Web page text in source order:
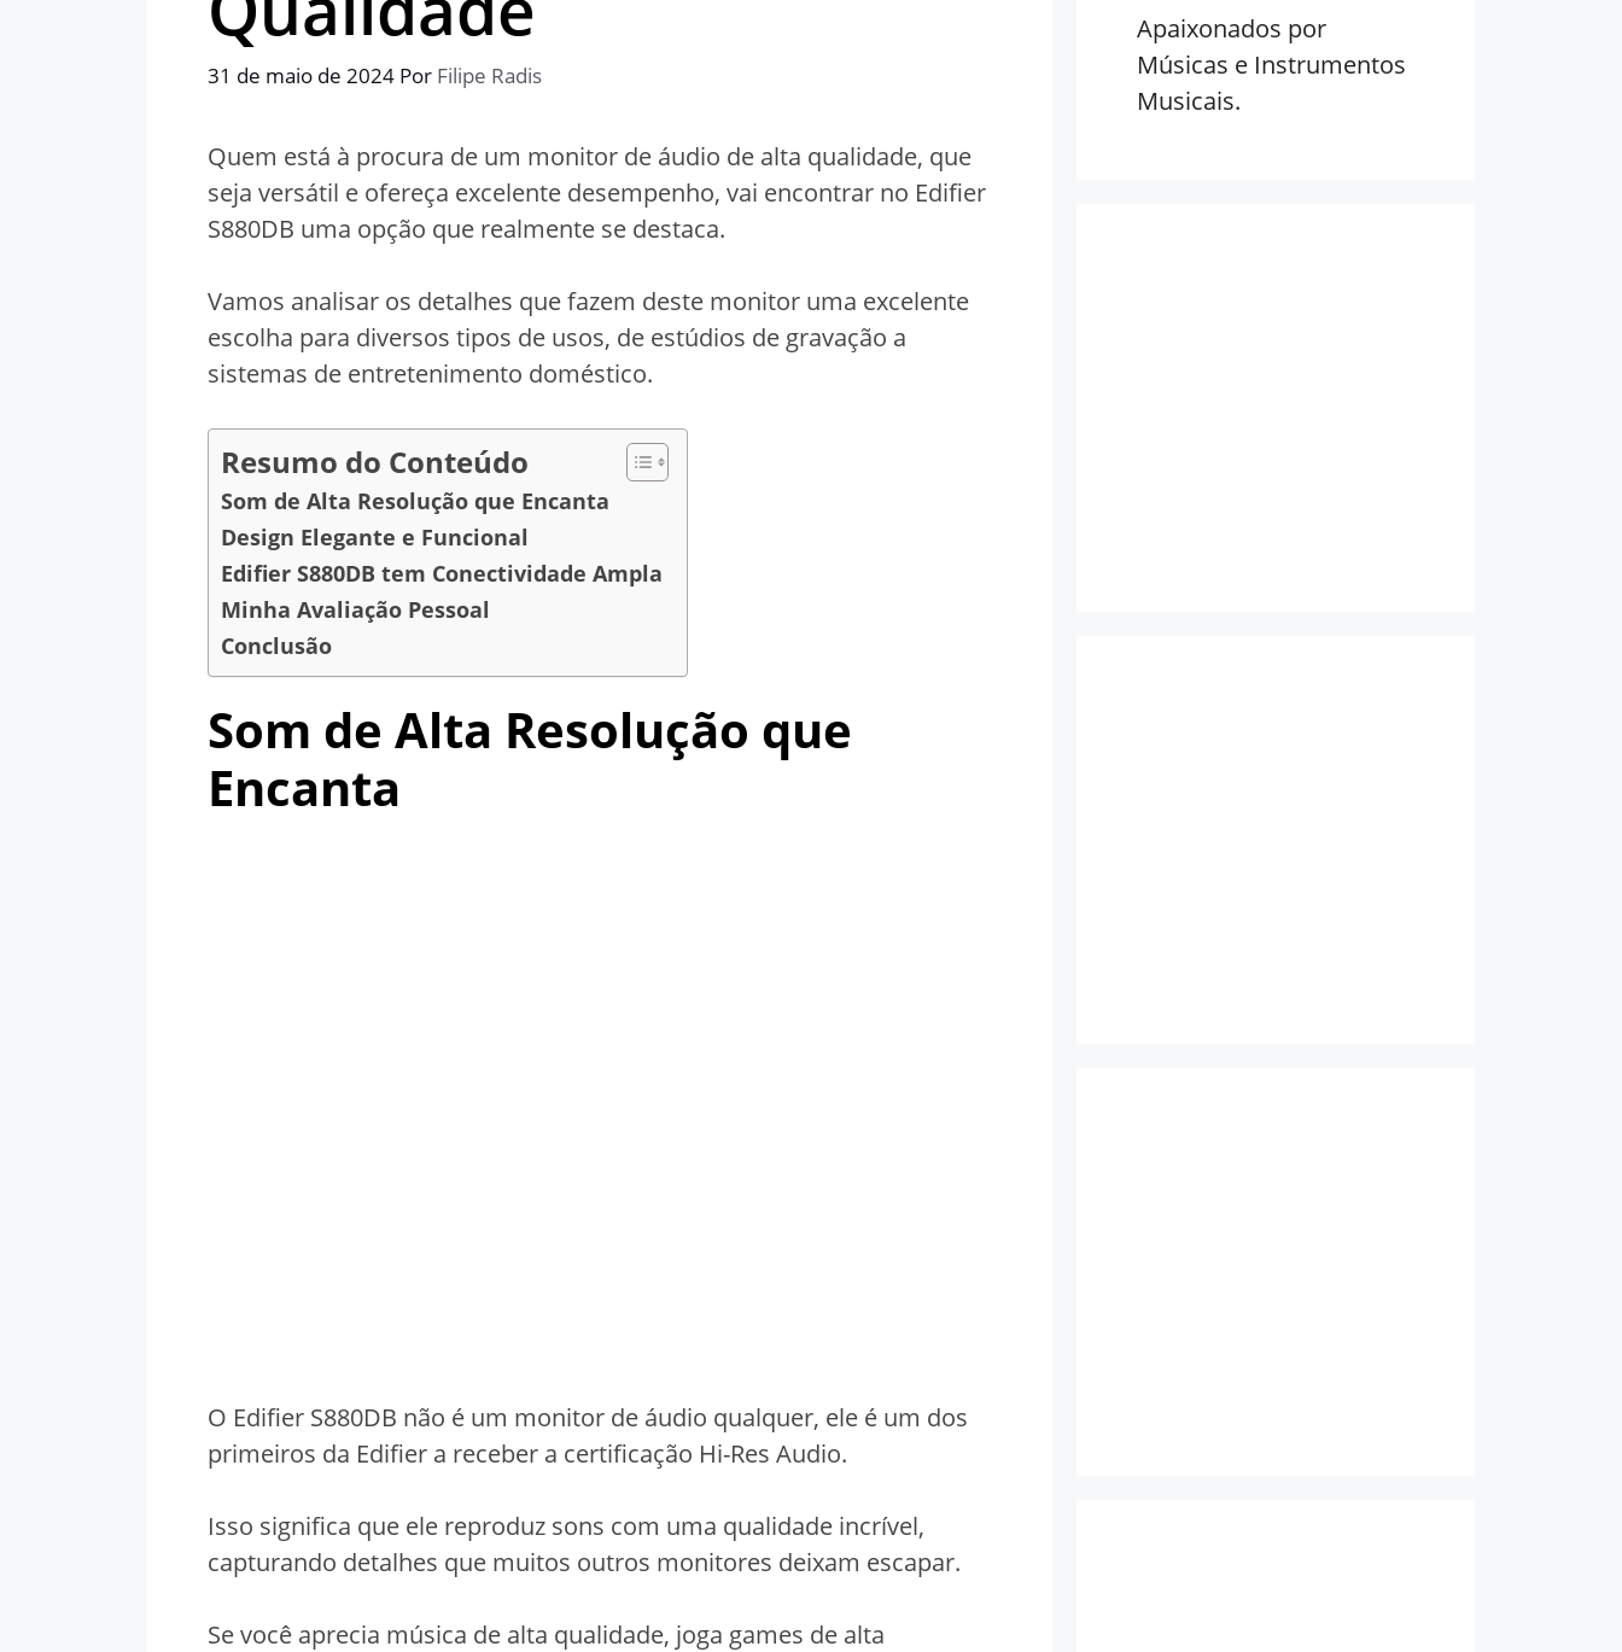
31 de maio de 2024 Por Filipe Radis
Quem está à procura de um monitor de áudio de alta qualidade, que
seja versátil e ofereça excelente desempenho, vai encontrar no Edifier
S880DB uma opção que realmente se destaca.
Vamos analisar os detalhes que fazem deste monitor uma excelente
escolha para diversos tipos de usos, de estúdios de gravação a
sistemas de entretenimento doméstico.
Resumo do Conteúdo
Som de Alta Resolução que Encanta
Design Elegante e Funcional
Edifier S880DB tem Conectividade Ampla
Minha Avaliação Pessoal
Conclusão
Som de Alta Resolução que
Encanta
O Edifier S880DB não é um monitor de áudio qualquer, ele é um dos
primeiros da Edifier a receber a certificação Hi-Res Audio.
Isso significa que ele reproduz sons com uma qualidade incrível,
capturando detalhes que muitos outros monitores deixam escapar.
Se você aprecia música de alta qualidade, joga games de alta
Apaixonados por
Músicas e Instrumentos
Musicais.